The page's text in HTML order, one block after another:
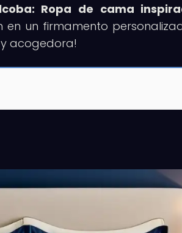
Ropa de cama
un firmamento
acogedora!